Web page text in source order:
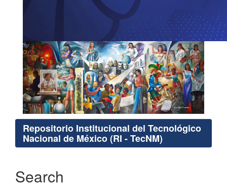
Repositorio Institucional del Tecnológico
Nacional de México (RI - TecNM)
Search